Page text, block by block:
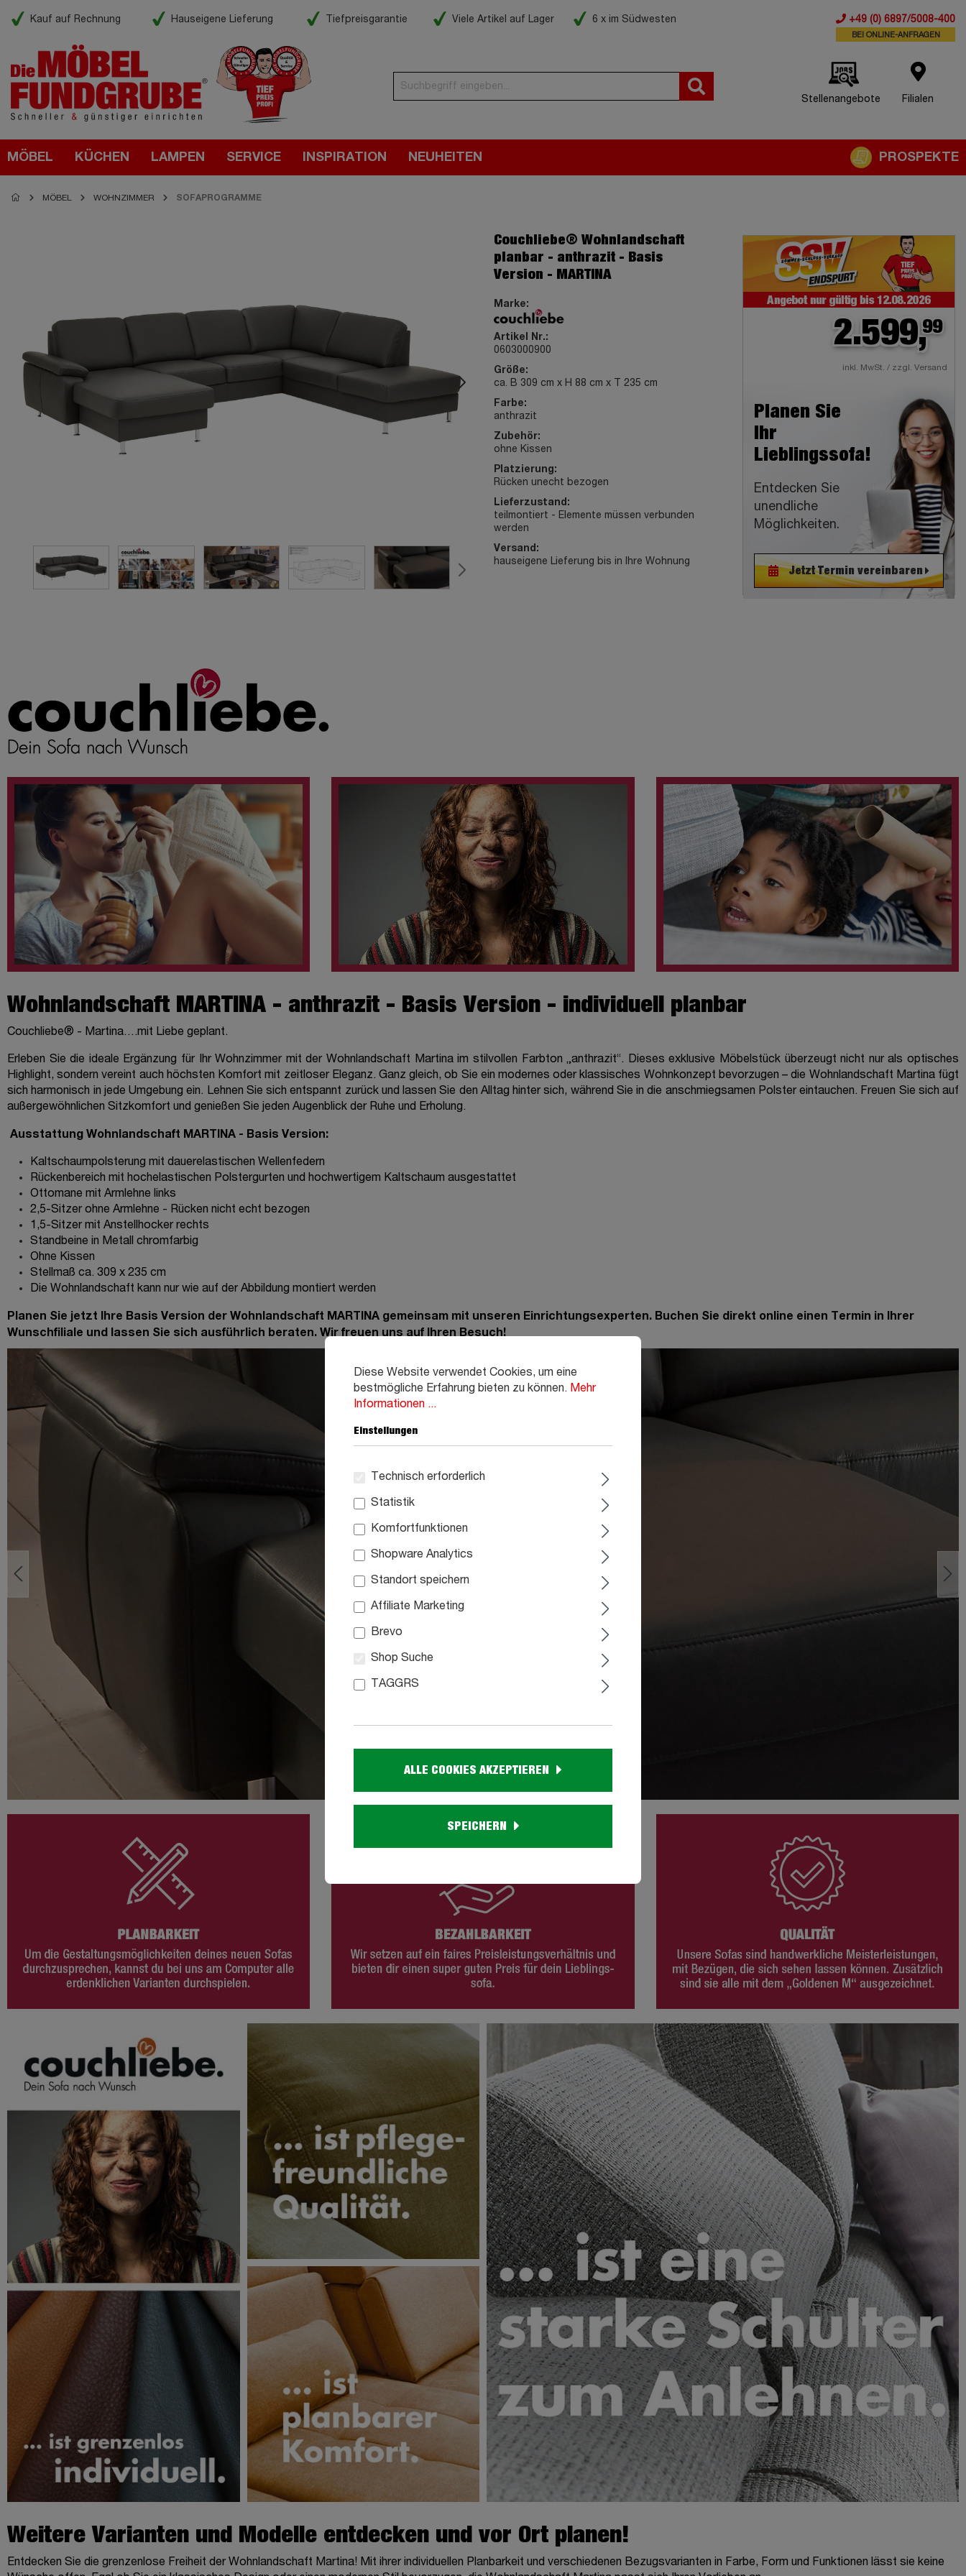
Kauf auf Rechnung Hauseigene Lieferung Tiefpreisgarantie Viele Artikel auf Lager 6 x im Südwesten +49 (0) 6897/5008-400
BEI ONLINE-ANFRAGEN
Stellenangebote Filialen
MÖBEL KÜCHEN LAMPEN SERVICE INSPIRATION NEUHEITEN PROSPEKTE
MÖBEL WOHNZIMMER SOFAPROGRAMME
Couchliebe® Wohnlandschaft
planbar - anthrazit - Basis
Version - MARTINA
Marke:
Artikel Nr.:
0603000900
Größe:
ca. B 309 cm x H 88 cm x T 235 cm
Farbe:
anthrazit
Zubehör:
ohne Kissen
Platzierung:
Rücken unecht bezogen
Lieferzustand:
teilmontiert - Elemente müssen verbunden
werden
Versand:
hauseigene Lieferung bis in Ihre Wohnung
2.599,99
inkl. MwSt. / zzgl. Versand
Planen Sie
Ihr
Lieblingssofa!
Entdecken Sie
unendliche
Möglichkeiten.
Jetzt Termin vereinbaren
Wohnlandschaft MARTINA - anthrazit - Basis Version - individuell planbar
Couchliebe® - Martina….mit Liebe geplant.
Erleben Sie die ideale Ergänzung für Ihr Wohnzimmer mit der Wohnlandschaft Martina im stilvollen Farbton „anthrazit“. Dieses exklusive Möbelstück überzeugt nicht nur als optisches
Highlight, sondern vereint auch höchsten Komfort mit zeitloser Eleganz. Ganz gleich, ob Sie ein modernes oder klassisches Wohnkonzept bevorzugen – die Wohnlandschaft Martina fügt
sich harmonisch in jede Umgebung ein. Lehnen Sie sich entspannt zurück und lassen Sie den Alltag hinter sich, während Sie in die anschmiegsamen Polster eintauchen. Freuen Sie sich auf
außergewöhnlichen Sitzkomfort und genießen Sie jeden Augenblick der Ruhe und Erholung.
Ausstattung Wohnlandschaft MARTINA - Basis Version:
Kaltschaumpolsterung mit dauerelastischen Wellenfedern
Rückenbereich mit hochelastischen Polstergurten und hochwertigem Kaltschaum ausgestattet
Ottomane mit Armlehne links
2,5-Sitzer ohne Armlehne - Rücken nicht echt bezogen
1,5-Sitzer mit Anstellhocker rechts
Standbeine in Metall chromfarbig
Ohne Kissen
Stellmaß ca. 309 x 235 cm
Die Wohnlandschaft kann nur wie auf der Abbildung montiert werden
Planen Sie jetzt Ihre Basis Version der Wohnlandschaft MARTINA gemeinsam mit unseren Einrichtungsexperten. Buchen Sie direkt online einen Termin in Ihrer
Wunschfiliale und lassen Sie sich ausführlich beraten. Wir freuen uns auf Ihren Besuch!
Weitere Varianten und Modelle entdecken und vor Ort planen!
Entdecken Sie die grenzenlose Freiheit der Wohnlandschaft Martina! Mit ihrer individuellen Planbarkeit und verschiedenen Bezugsvarianten in Farbe, Form und Funktionen lässt sie keine
Diese Website verwendet Cookies, um eine
bestmögliche Erfahrung bieten zu können. Mehr
Informationen ...
Einstellungen
Technisch erforderlich
Statistik
Komfortfunktionen
Shopware Analytics
Standort speichern
Affiliate Marketing
Brevo
Shop Suche
TAGGRS
ALLE COOKIES AKZEPTIEREN
SPEICHERN